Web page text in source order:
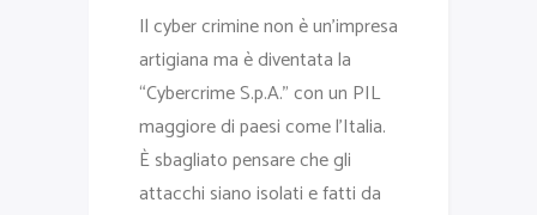
Il cyber crimine non è un’impresa
artigiana ma è diventata la
“Cybercrime S.p.A.” con un PIL
maggiore di paesi come l’Italia.
È sbagliato pensare che gli
attacchi siano isolati e fatti da